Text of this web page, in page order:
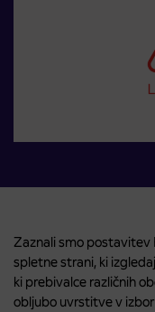
Zaznali smo postavitev
spletne strani, ki
ki prebivalce različnih
obljubo uvrstitve v